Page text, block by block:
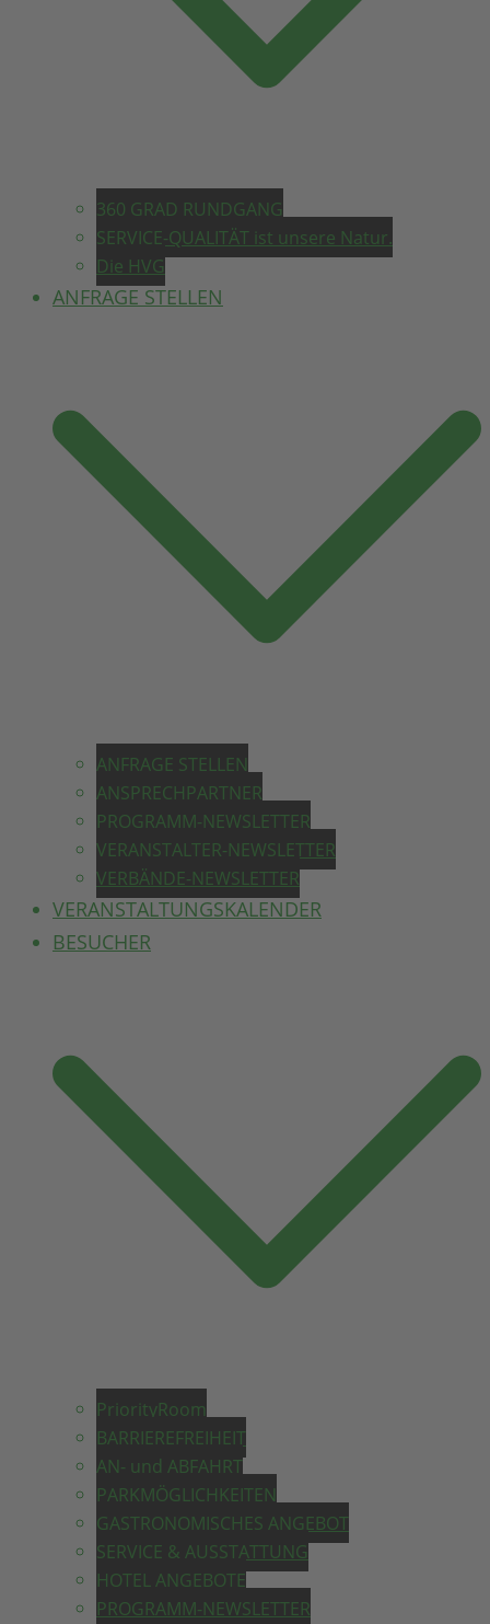
360 GRAD RUNDGANG
SERVICE-QUALITÄT ist unsere Natur.
Die HVG
ANFRAGE STELLEN
ANFRAGE STELLEN
ANSPRECHPARTNER
PROGRAMM-NEWSLETTER
VERANSTALTER-NEWSLETTER
VERBÄNDE-NEWSLETTER
VERANSTALTUNGSKALENDER
BESUCHER
PriorityRoom
BARRIEREFREIHEIT
AN- und ABFAHRT
PARKMÖGLICHKEITEN
GASTRONOMISCHES ANGEBOT
SERVICE & AUSSTATTUNG
HOTEL ANGEBOTE
PROGRAMM-NEWSLETTER